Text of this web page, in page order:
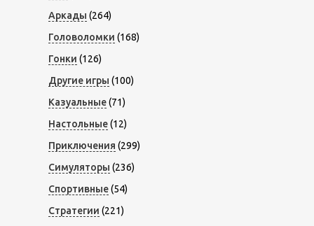
Аркады (264)
Головоломки (168)
Гонки (126)
Другие игры (100)
Казуальные(71)
Настольные(12)
Приключения (299)
Симуляторы (236)
Спортивные(54)
Стратегии (221)